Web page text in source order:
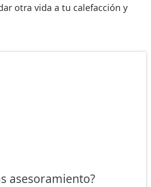
otra vida a tu calefacción y
asesoramiento?